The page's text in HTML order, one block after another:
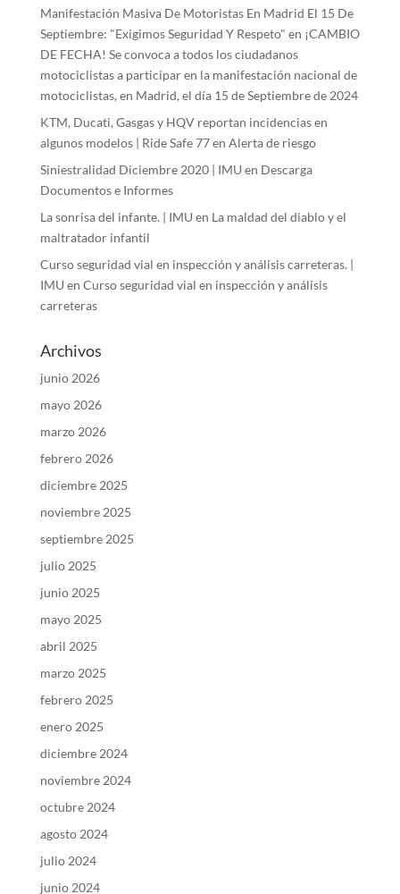
Manifestación Masiva De Motoristas En Madrid El 15 De
Septiembre: "Exigimos Seguridad Y Respeto" en ¡CAMBIO
DE FECHA! Se convoca a todos los ciudadanos
motociclistas a participar en la manifestación nacional de
motociclistas, en Madrid, el día 15 de Septiembre de 2024
KTM, Ducati, Gasgas y HQV reportan incidencias en
algunos modelos | Ride Safe 77en Alerta de riesgo
Siniestralidad Diciembre 2020 | IMU en Descarga
Documentos e Informes
La sonrisa del infante. | IMU en La maldad del diablo y el
maltratador infantil
Curso seguridad vial en inspección y análisis carreteras. |
IMU en Curso seguridad vial en inspección y análisis
carreteras
Archivos
junio 2026
mayo 2026
marzo 2026
febrero 2026
diciembre 2025
noviembre 2025
septiembre 2025
julio 2025
junio 2025
mayo 2025
abril 2025
marzo 2025
febrero 2025
enero 2025
diciembre 2024
noviembre 2024
octubre 2024
agosto 2024
julio 2024
junio 2024